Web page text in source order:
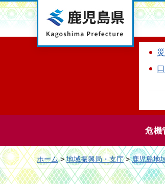
鹿児島県
危機
ホーム>地域振興局・支庁>鹿児島地